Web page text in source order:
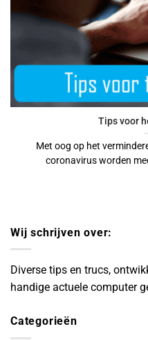
Tips voor
Met oog op het
coronavirus worden
Wij schrijven over:
Diverse tips en trucs,
handige actuele computer
Categorieën